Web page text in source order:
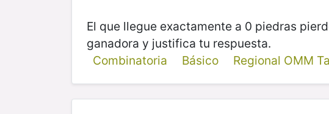
El que llegue exactamente a 0 piedras
ganadora y justifica tu respuesta.
Combinatoria
Básico Regional OMM